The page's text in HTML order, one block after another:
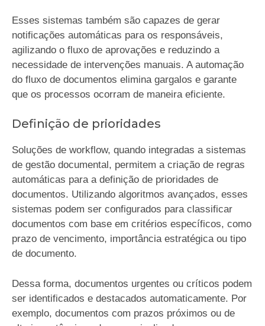
Esses sistemas também são capazes de gerar
notificações automáticas para os responsáveis,
agilizando o fluxo de aprovações e reduzindo a
necessidade de intervenções manuais. A automação
do fluxo de documentos elimina gargalos e garante
que os processos ocorram de maneira eficiente.
Definição de prioridades
Soluções de workflow, quando integradas a sistemas
de gestão documental, permitem a criação de regras
automáticas para a definição de prioridades de
documentos. Utilizando algoritmos avançados, esses
sistemas podem ser configurados para classificar
documentos com base em critérios específicos, como
prazo de vencimento, importância estratégica ou tipo
de documento.
Dessa forma, documentos urgentes ou críticos podem
ser identificados e destacados automaticamente. Por
exemplo, documentos com prazos próximos ou de